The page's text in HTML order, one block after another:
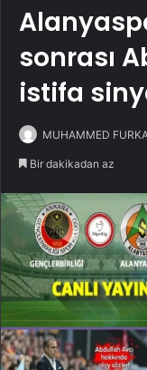
sonrası
istifa
MUHAMMED
Bir dakikadan az